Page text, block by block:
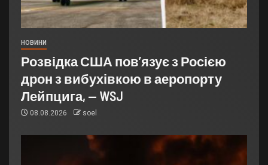
НОВИНИ
Розвідка США пов’язує з Росією
дрон з вибухівкою в аеропорту
Лейпцига, — WSJ
08.08.2026 soel